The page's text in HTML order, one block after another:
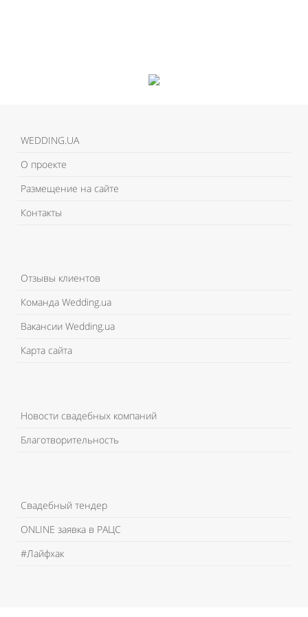
WEDDING.UA
О проекте
Размещение на сайте
Контакты
Отзывы клиентов
Команда Wedding.ua
Вакансии Wedding.ua
Карта сайта
Новости свадебных компаний
Благотворительность
Свадебный тендер
ONLINE заявка в РАЦС
#Лайфхак